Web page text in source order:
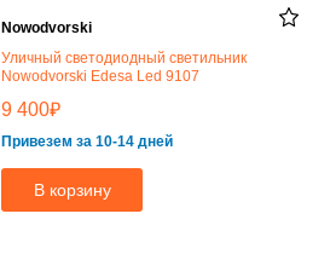
Nowodvorski
Уличный светодиодный светильник
Nowodvorski Edesa Led 9107
9 400₽
Привезем за 10-14 дней
В корзину